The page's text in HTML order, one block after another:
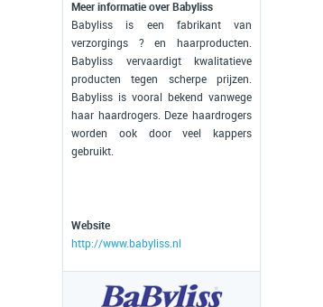
Meer informatie over Babyliss
Babyliss is een fabrikant van
verzorgings ? en haarproducten.
Babyliss vervaardigt kwalitatieve
producten tegen scherpe prijzen.
Babyliss is vooral bekend vanwege
haar haardrogers. Deze haardrogers
worden ook door veel kappers
gebruikt.
Website
http://www.babyliss.nl